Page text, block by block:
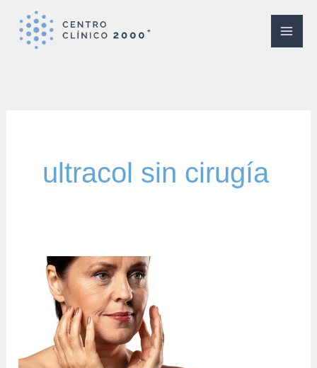
ultracol sin cirugía
Ultracol
Getafe:
Tratamiento